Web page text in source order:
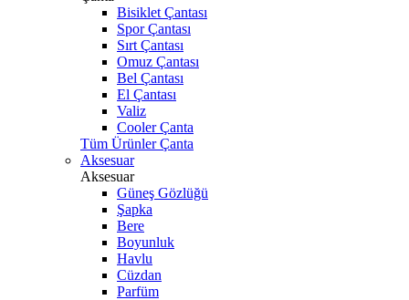
Bisiklet Çantası
Spor Çantası
Sırt Çantası
Omuz Çantası
Bel Çantası
El Çantası
Valiz
Cooler Çanta
Tüm Ürünler Çanta
Aksesuar
Aksesuar
Güneş Gözlüğü
Şapka
Bere
Boyunluk
Havlu
Cüzdan
Parfüm